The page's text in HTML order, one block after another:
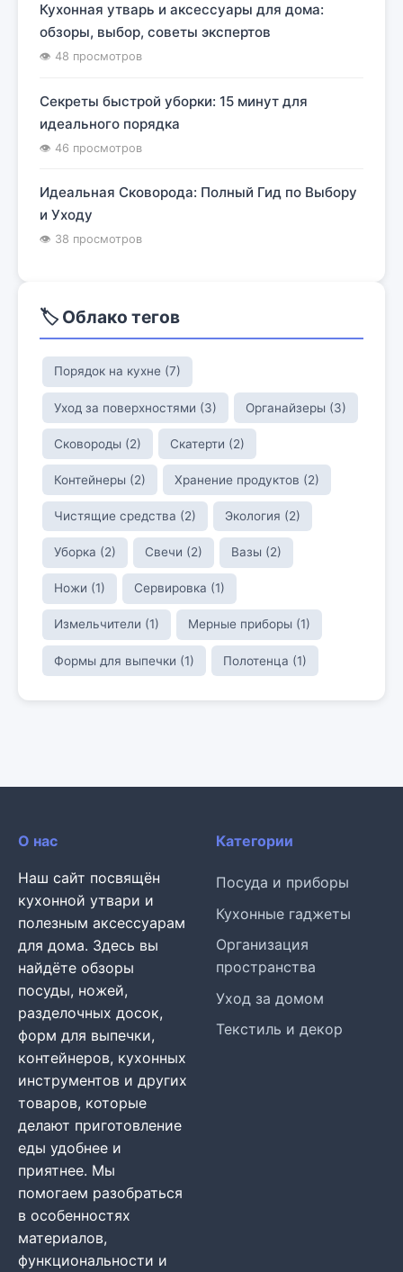
Кухонная утварь и аксессуары для дома:
обзоры, выбор, советы экспертов
👁 48 просмотров
Секреты быстрой уборки: 15 минут для
идеального порядка
👁 46 просмотров
Идеальная Сковорода: Полный Гид по Выбору
и Уходу
👁 38 просмотров
🏷️ Облако тегов
Порядок на кухне (7)
Уход за поверхностями (3) Органайзеры (3)
Сковороды (2) Скатерти (2)
Контейнеры (2) Хранение продуктов (2)
Чистящие средства (2) Экология (2)
Уборка (2) Свечи (2) Вазы (2)
Ножи (1) Сервировка (1)
Измельчители (1) Мерные приборы (1)
Формы для выпечки (1) Полотенца (1)
О нас
Наш сайт посвящён
кухонной утвари и
полезным аксессуарам
для дома. Здесь вы
найдёте обзоры
посуды, ножей,
разделочных досок,
форм для выпечки,
контейнеров, кухонных
инструментов и других
товаров, которые
делают приготовление
еды удобнее и
приятнее. Мы
помогаем разобраться
в особенностях
материалов,
функциональности и
Категории
Посуда и приборы
Кухонные гаджеты
Организация
пространства
Уход за домом
Текстиль и декор